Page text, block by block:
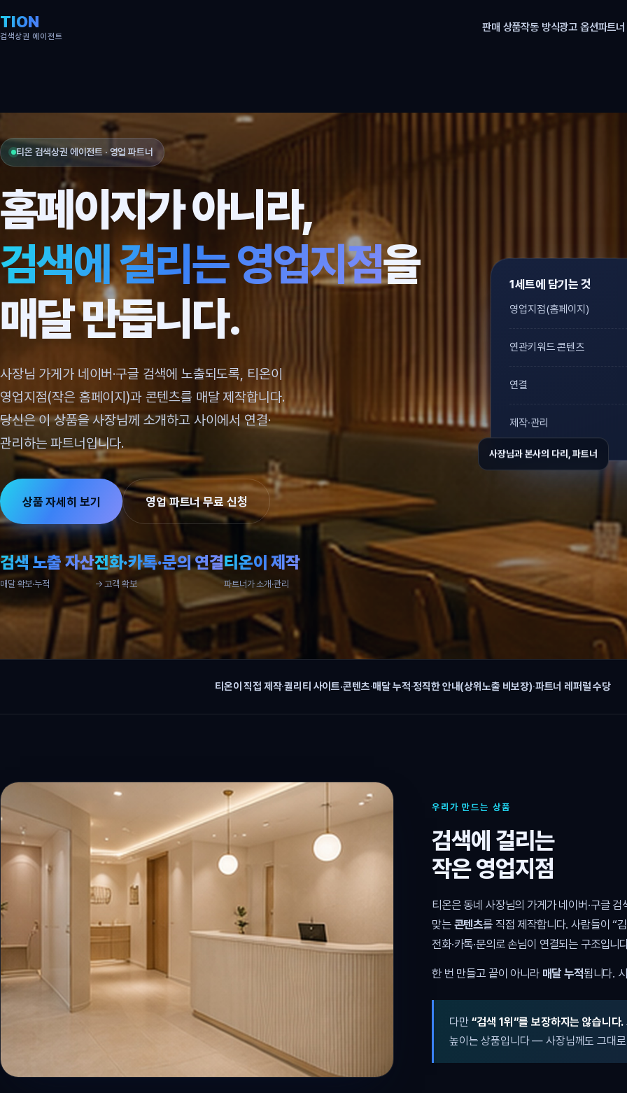
TION
검색상권 에이전트
판매 상품작동 방식광고 옵션파트
티온 검색상권 에이전트 · 영업 파트너
홈페이지가 아니라,
검색에 걸리는 영업지점을
매달 만듭니다.
사장님 가게가 네이버·구글 검색에 노출되도록, 티온이
영업지점(작은 홈페이지)과 콘텐츠를 매달 제작합니다.
당신은 이 상품을 사장님께 소개하고 사이에서 연결·
관리하는 파트너입니다.
상품 자세히 보기 영업 파트너 무료 신청
검색 노출 자산
매달 확보·누적
전화·카톡·문의 연결
→ 고객 확보
티온이 제작
파트너가 소개·관리
1세트에 담기는 것
영업지점(홈페이지)
연관키워드 콘텐츠
연결
제작·관리
사장님과 본사의 다리, 파트너
티온이 직접 제작·퀄리티 사이트·콘텐츠·매달 누적·정직한 안내(상위노출 비보장)·파트너 레퍼럴 수당
우리가 만드는 상품
검색에 걸리는
작은 영업지점
티온은 동네 사장님의 가게가 네이버·구글
맞는 콘텐츠를 직접 제작합니다. 사람들이 “
전화·카톡·문의로 손님이 연결되는 구조입니
한 번 만들고 끝이 아니라 매달 누적됩니다.
다만 “검색 1위”를 보장하지는 않습니다.
높이는 상품입니다 — 사장님께도 그대